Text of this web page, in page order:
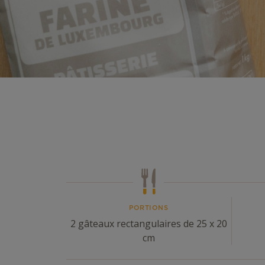
PORTIONS
2 gâteaux rectangulaires de 25 x 20
cm